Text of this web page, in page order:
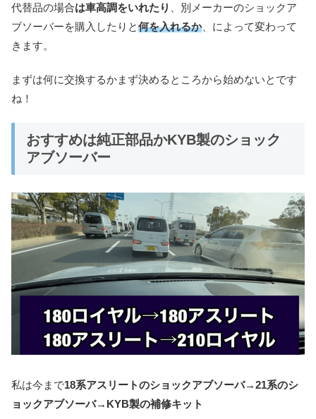
代替品の場合は車高調をいれたり
、別メーカーのショックア
ブソーバーを購入したりと何を入れるか、によって変わって
きます。
まずは何に交換するかまず決めるところから始めないとです
ね！
おすすめは純正部品かKYB製のショック
アブソーバー
私は今まで18系アスリートのショックアブソーバ→21系のシ
ョックアブソーバ→KYB製の補修キット